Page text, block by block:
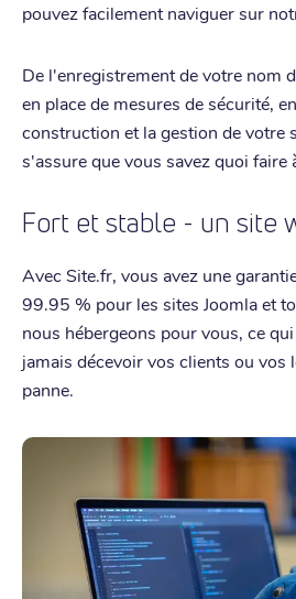
pouvez facilement naviguer sur
De l'enregistrement de votre nom
en place de mesures de sécurité,
construction et la gestion de votre
s'assure que vous savez quoi faire
Fort et stable - un site
Avec Site.fr, vous avez une
99.95 % pour les sites Joomla et
nous hébergeons pour vous, ce
jamais décevoir vos clients ou vos
panne.